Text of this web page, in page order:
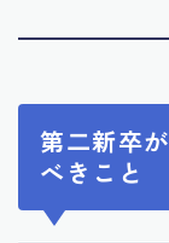
第二新卒
べきこと